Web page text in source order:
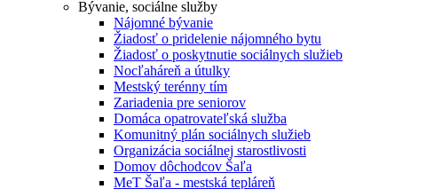
Bývanie, sociálne služby
Nájomné bývanie
Žiadosť o pridelenie nájomného bytu
Žiadosť o poskytnutie sociálnych služieb
Nocľaháreň a útulky
Mestský terénny tím
Zariadenia pre seniorov
Domáca opatrovateľská služba
Komunitný plán sociálnych služieb
Organizácia sociálnej starostlivosti
Domov dôchodcov Šaľa
MeT Šaľa - mestská tepláreň